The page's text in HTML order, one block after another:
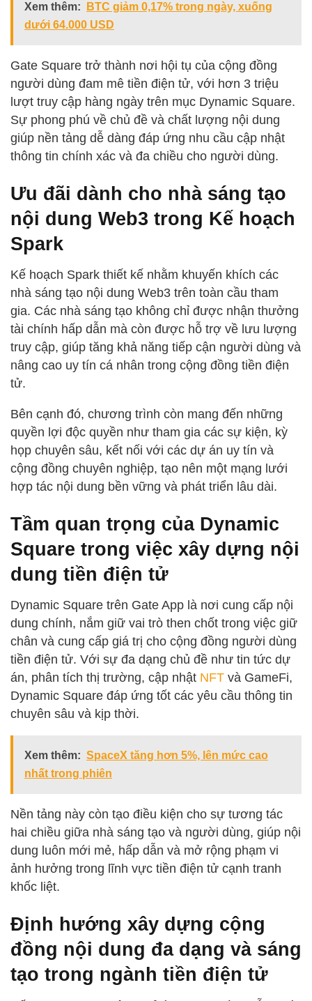
Xem thêm:
BTC giảm 0,17% trong ngày, xuống
dưới 64.000 USD
Gate Square trở thành nơi hội tụ của cộng đồng
người dùng đam mê tiền điện tử, với hơn 3 triệu
lượt truy cập hàng ngày trên mục Dynamic Square.
Sự phong phú về chủ đề và chất lượng nội dung
giúp nền tảng dễ dàng đáp ứng nhu cầu cập nhật
thông tin chính xác và đa chiều cho người dùng.
Ưu đãi dành cho nhà sáng tạo
nội dung Web3 trong Kế hoạch
Spark
Kế hoạch Spark thiết kế nhằm khuyến khích các
nhà sáng tạo nội dung Web3 trên toàn cầu tham
gia. Các nhà sáng tạo không chỉ được nhận thưởng
tài chính hấp dẫn mà còn được hỗ trợ về lưu lượng
truy cập, giúp tăng khả năng tiếp cận người dùng và
nâng cao uy tín cá nhân trong cộng đồng tiền điện
tử.
Bên cạnh đó, chương trình còn mang đến những
quyền lợi độc quyền như tham gia các sự kiện, kỳ
họp chuyên sâu, kết nối với các dự án uy tín và
cộng đồng chuyên nghiệp, tạo nên một mạng lưới
hợp tác nội dung bền vững và phát triển lâu dài.
Tầm quan trọng của Dynamic
Square trong việc xây dựng nội
dung tiền điện tử
Dynamic Square trên Gate App là nơi cung cấp nội
dung chính, nắm giữ vai trò then chốt trong việc giữ
chân và cung cấp giá trị cho cộng đồng người dùng
tiền điện tử. Với sự đa dạng chủ đề như tin tức dự
án, phân tích thị trường, cập nhật NFT và GameFi,
Dynamic Square đáp ứng tốt các yêu cầu thông tin
chuyên sâu và kịp thời.
Xem thêm: SpaceX tăng hơn 5%, lên mức cao
nhất trong phiên
Nền tảng này còn tạo điều kiện cho sự tương tác
hai chiều giữa nhà sáng tạo và người dùng, giúp nội
dung luôn mới mẻ, hấp dẫn và mở rộng phạm vi
ảnh hưởng trong lĩnh vực tiền điện tử cạnh tranh
khốc liệt.
Định hướng xây dựng cộng
đồng nội dung đa dạng và sáng
tạo trong ngành tiền điện tử